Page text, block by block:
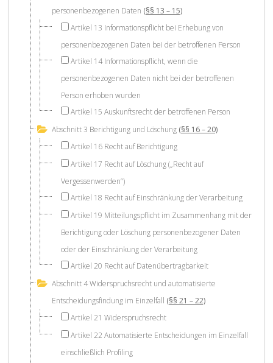
personenbezogenen Daten (§§ 13 – 15)
Artikel 13 Informationspflicht bei Erhebung von
personenbezogenen Daten bei der betroffenen Person
Artikel 14 Informationspflicht, wenn die
personenbezogenen Daten nicht bei der betroffenen
Person erhoben wurden
Artikel 15 Auskunftsrecht der betroffenen Person
Abschnitt 3 Berichtigung und Löschung (§§ 16 – 20)
Artikel 16 Recht auf Berichtigung
Artikel 17 Recht auf Löschung („Recht auf
Vergessenwerden“)
Artikel 18 Recht auf Einschränkung der Verarbeitung
Artikel 19 Mitteilungspflicht im Zusammenhang mit der
Berichtigung oder Löschung personenbezogener Daten
oder der Einschränkung der Verarbeitung
Artikel 20 Recht auf Datenübertragbarkeit
Abschnitt 4 Widerspruchsrecht und automatisierte
Entscheidungsfindung im Einzelfall (§§ 21 – 22)
Artikel 21 Widerspruchsrecht
Artikel 22 Automatisierte Entscheidungen im Einzelfall
einschließlich Profiling